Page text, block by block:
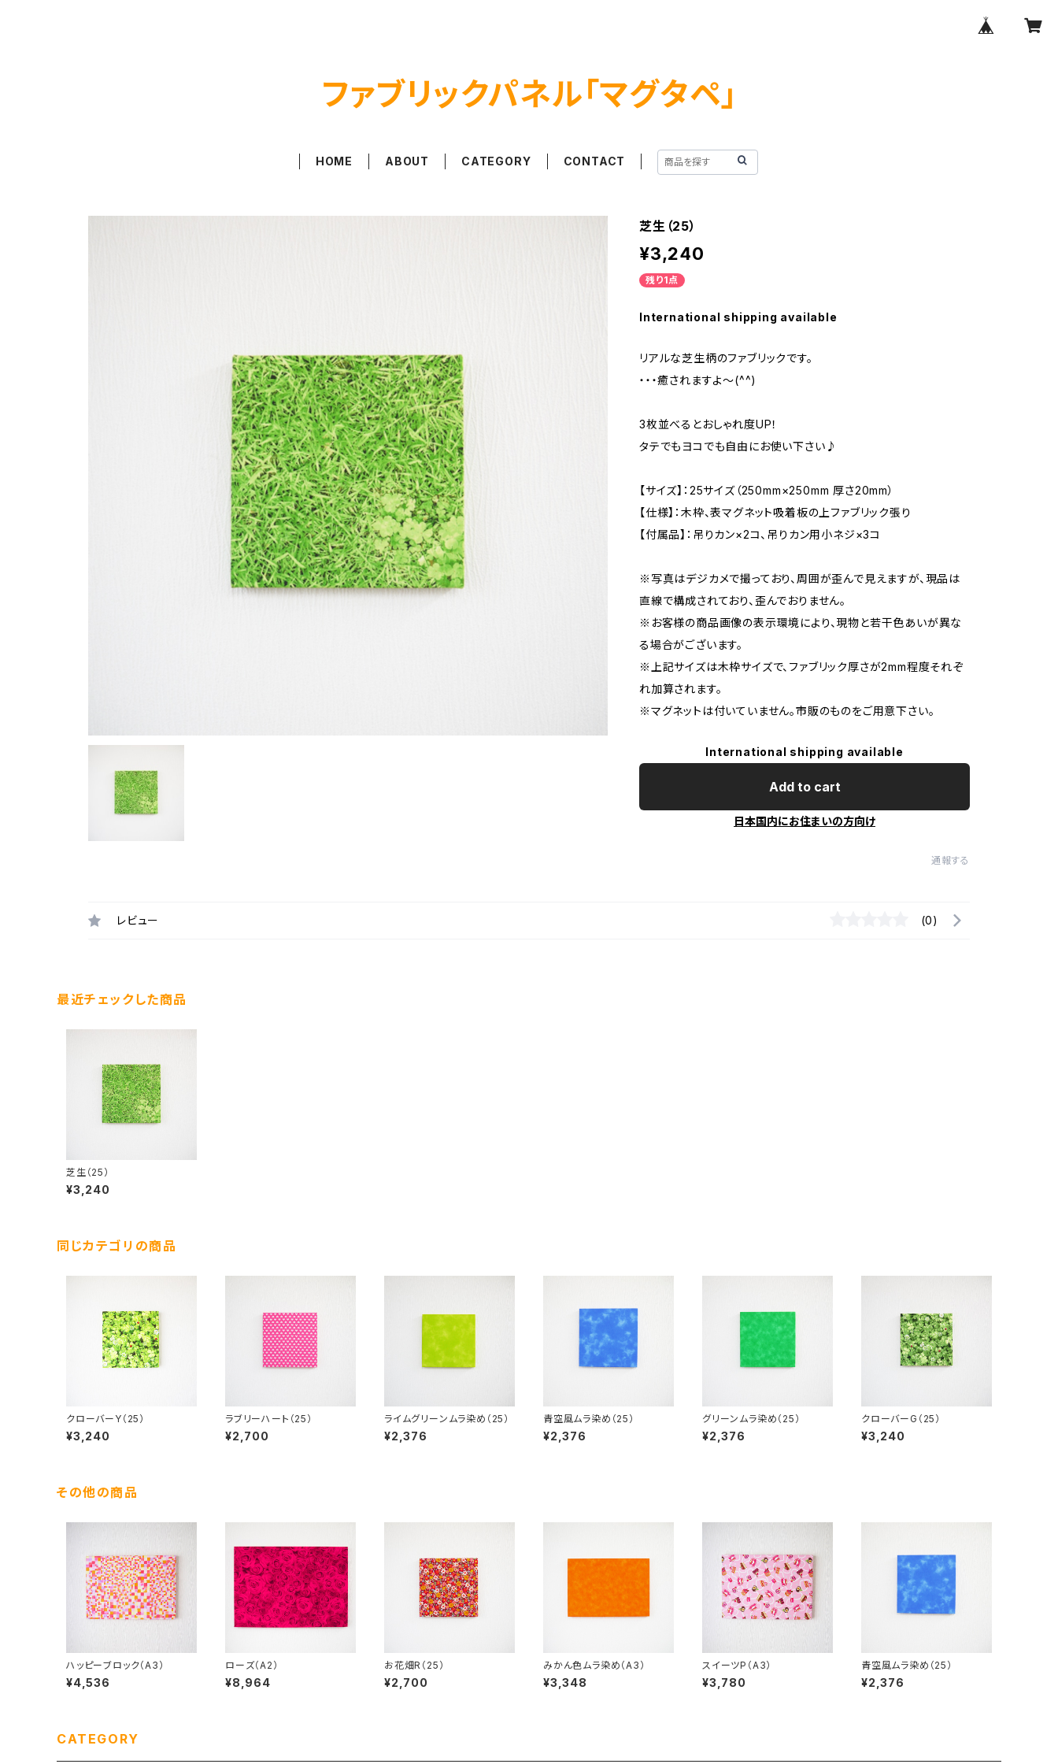
ファブリックパネル「マグタペ」
HOME ABOUT CATEGORY CONTACT
芝生（25）
¥3,240
残り1点
International shipping available
リアルな芝生柄のファブリックです。
・・・癒されますよ～(^^)
3枚並べるとおしゃれ度UP！
タテでもヨコでも自由にお使い下さい♪
【サイズ】：25サイズ（250mm×250mm 厚さ20mm）
【仕様】：木枠、表マグネット吸着板の上ファブリック張り
【付属品】：吊りカン×2コ、吊りカン用小ネジ×3コ
※写真はデジカメで撮っており、周囲が歪んで見えますが、現品は
直線で構成されており、歪んでおりません。
※お客様の商品画像の表示環境により、現物と若干色あいが異な
る場合がございます。
※上記サイズは木枠サイズで、ファブリック厚さが2mm程度それぞ
れ加算されます。
※マグネットは付いていません。市販のものをご用意下さい。
International shipping available
Add to cart
日本国内にお住まいの方向け
通報する
レビュー (0)
最近チェックした商品
芝生（25）
¥3,240
同じカテゴリの商品
クローバーY（25）
¥3,240
ラブリーハート（25）
¥2,700
ライムグリーンムラ染め（25）
¥2,376
青空風ムラ染め（25）
¥2,376
グリーンムラ染め（25）
¥2,376
クローバーG（25）
¥3,240
その他の商品
ハッピーブロック（A3）
¥4,536
ローズ（A2）
¥8,964
お花畑R（25）
¥2,700
みかん色ムラ染め（A3）
¥3,348
スイーツP（A3）
¥3,780
青空風ムラ染め（25）
¥2,376
CATEGORY